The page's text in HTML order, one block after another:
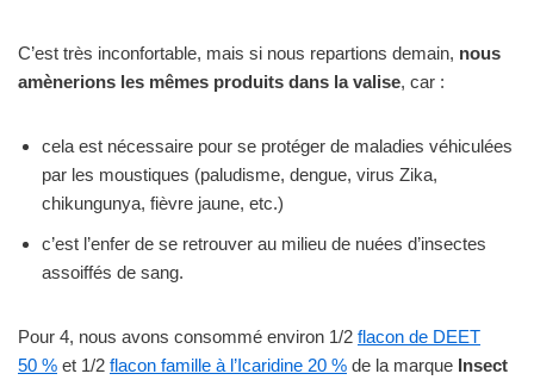
C’est très inconfortable, mais si nous repartions demain, nous
amènerions les mêmes produits dans la valise, car :
cela est nécessaire pour se protéger de maladies véhiculées
par les moustiques (paludisme, dengue, virus Zika,
chikungunya, fièvre jaune, etc.)
c’est l’enfer de se retrouver au milieu de nuées d’insectes
assoiffés de sang.
Pour 4, nous avons consommé environ 1/2 flacon de DEET
50 % et 1/2 flacon famille à l’Icaridine 20 % de la marque Insect